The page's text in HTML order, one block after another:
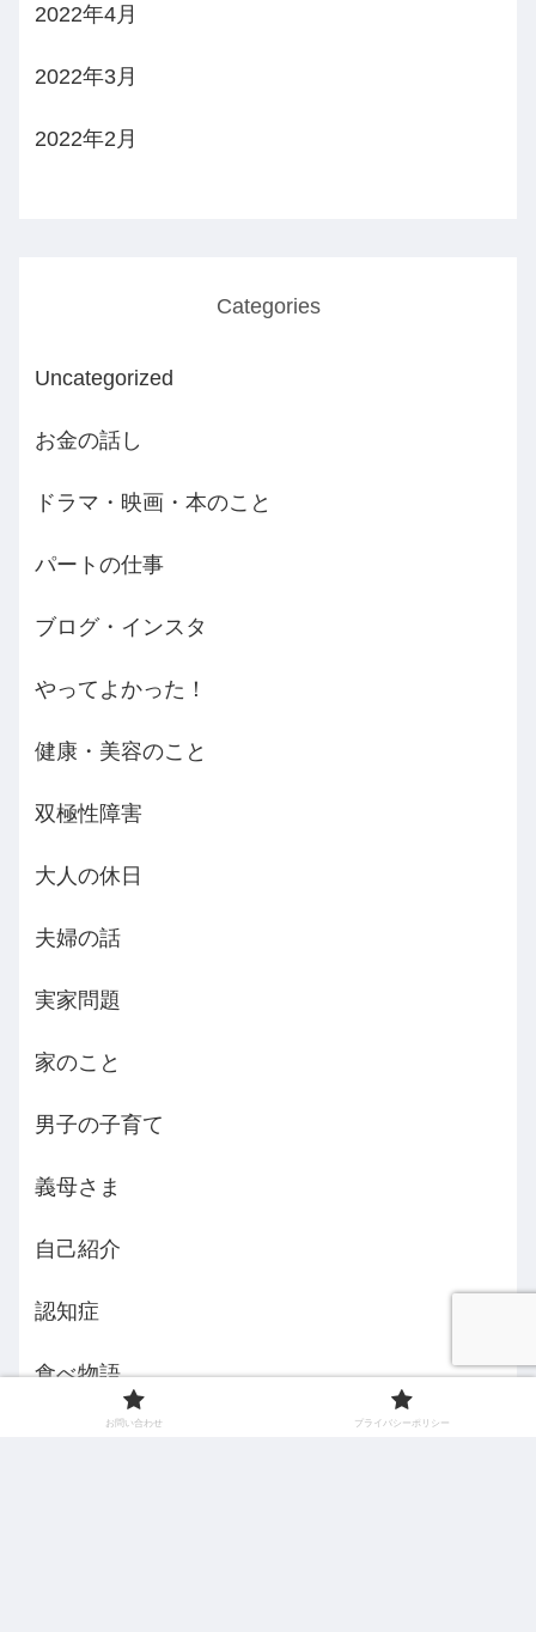
2022年4月
2022年3月
2022年2月
Categories
Uncategorized
お金の話し
ドラマ・映画・本のこと
パートの仕事
ブログ・インスタ
やってよかった！
健康・美容のこと
双極性障害
大人の休日
夫婦の話
実家問題
家のこと
男子の子育て
義母さま
自己紹介
認知症
食べ物語
お問い合わせ プライバシーポリシー